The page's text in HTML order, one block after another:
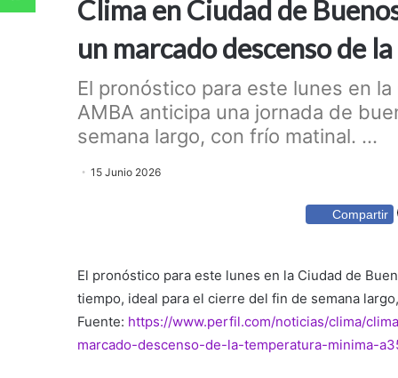
Clima en Ciudad de
un marcado descenso de
El pronóstico para este lunes en
AMBA anticipa una jornada de
semana largo, con frío matinal. ...
15 Junio 2026
Compartir
El pronóstico para este lunes en la Ciudad de
tiempo, ideal para el cierre del fin de semana
Fuente: https://www.perfil.com/noticias/clima/
marcado-descenso-de-la-temperatura-minima-